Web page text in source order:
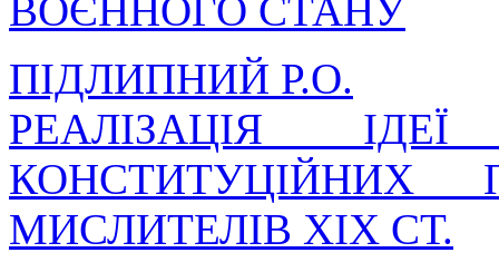
ВОЄННОГО СТАНУ
ПІДЛИПНИЙ Р.О.
РЕАЛІЗАЦІЯ
КОНСТИТУЦІЙНИХ
МИСЛИТЕЛІВ ХІХ СТ.